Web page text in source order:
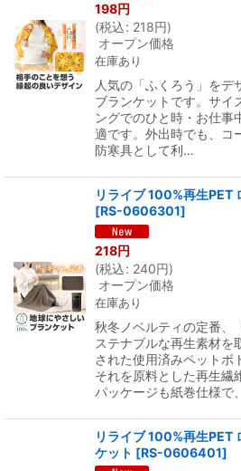
198円
(税込: 218円)
オープン価格
在庫あり
人気の「ふくろう」をデ
ブランケットです。サ
ングでのひと時・お仕事
適です。外出時でも、コ
防寒具として利…
リライブ 100%再生PET
[RS-0606301]
218円
(税込: 240円)
オープン価格
在庫あり
秋冬ノベルティの定番、
ステナブルな再生素材を
された使用済みペットボ
それを原料とした再生繊
パッケージも紙巻仕様で
リライブ 100%再生PET
ケット [RS-0606401]